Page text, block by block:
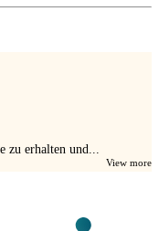
zu erhalten und...
View more